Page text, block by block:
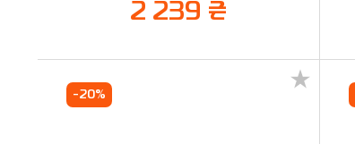
2 239 ₴
-20%